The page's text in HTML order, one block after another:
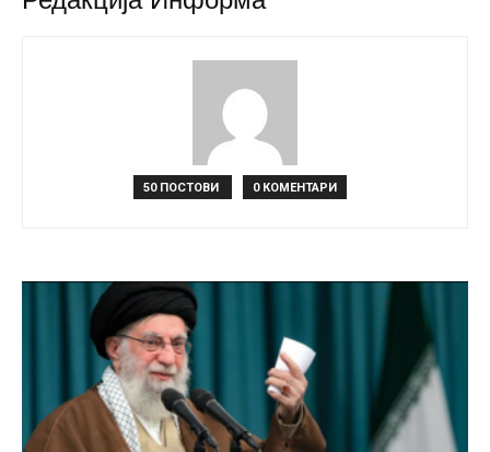
50 ПОСТОВИ 0 КОМЕНТАРИ